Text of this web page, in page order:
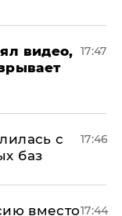
видео, 17:47
с
баз
17:46
вместо17:44